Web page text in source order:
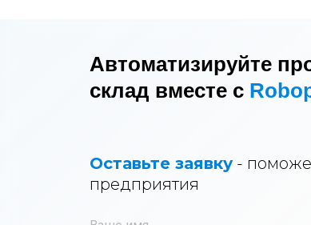
Автоматизируйте
склад вместе с
Оставьте заявку -
предприятия